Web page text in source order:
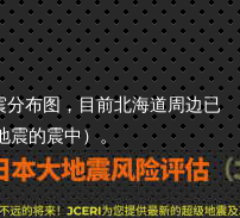
布图，目前北海道周边已
震的震中）。